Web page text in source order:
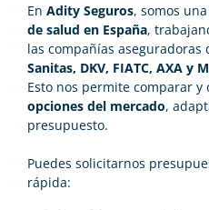
En Adity Seguros, somos una
de salud en España,
las compañías aseguradoras
Sanitas, DKV, FIATC, AXA y
Esto nos permite comparar y
opciones del mercado,
presupuesto.
Puedes solicitarnos
rápida: